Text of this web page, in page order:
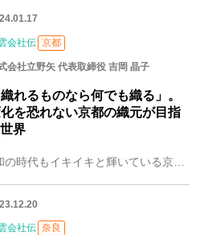
会社伝 京都
会社立野矢 代表取締役 吉岡 晶子
織れるものなら何でも織る」。
を恐れない京都の織元が目指
界
さまざまな伝統産業が、令和の時代もイキイキと輝いている京都。歴史を積み重ねてきたその街に、伝統を守りつつも変化を恐れない会社がありました。株式会社立野矢（たちの
会社伝 奈良